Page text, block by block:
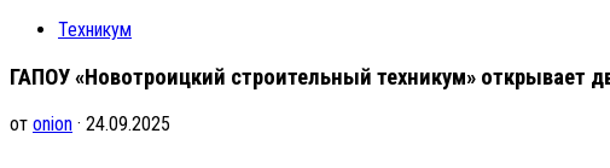
Техникум
ГАПОУ «Новотроицкий строительный техникум» открывает
от onion · 24.09.2025